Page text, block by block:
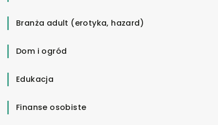
Branża adult (erotyka, hazard)
Dom i ogród
Edukacja
Finanse osobiste